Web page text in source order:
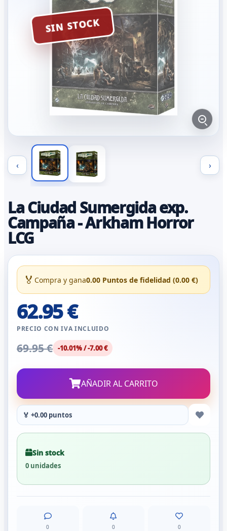
SIN STOCK
‹ ›
La Ciudad Sumergida exp.
Campaña - Arkham Horror
LCG
🏅 Compra y gana0.00 Puntos de fidelidad (0.00 €)
62.95 €
PRECIO CON IVA INCLUIDO
69.95 € -10.01% / -7.00 €
AÑADIR AL CARRITO
🏅 +0.00 puntos
Sin stock
0 unidades
0
0
0